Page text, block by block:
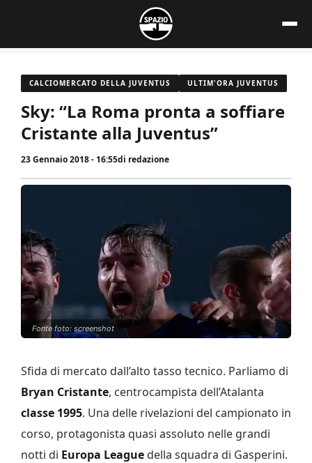
contenuto
CALCIOMERCATO DELLA JUVENTUS ULTIM'ORA JUVENTUS
Sky: “La Roma pronta a soffiare
Cristante alla Juventus”
23 Gennaio 2018 - 16:55di redazione
Fonte foto: screenshot
Sfida di mercato dall’alto tasso tecnico. Parliamo di
Bryan Cristante, centrocampista dell’Atalanta
classe 1995. Una delle rivelazioni del campionato in
corso, protagonista quasi assoluto nelle grandi
notti di Europa League della squadra di Gasperini.